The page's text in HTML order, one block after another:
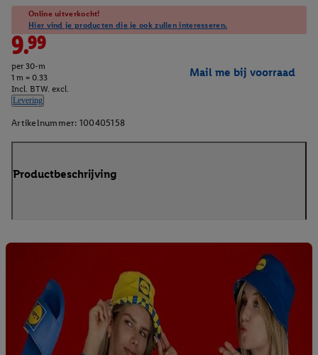
Online uitverkocht!
Hier vind je producten die je ook zullen interesseren.
9.99
per 30-m
1 m = 0.33
Incl. BTW. excl.
Levering
Mail me bij voorraad
Artikelnummer: 100405158
Productbeschrijving